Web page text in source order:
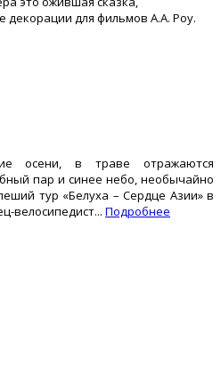
для фильмов А.А. Роу.
осени, в траве отражаются
пар и синее небо, необычайно
тур «Белуха – Сердце Азии» в
велосипедист... Подробнее